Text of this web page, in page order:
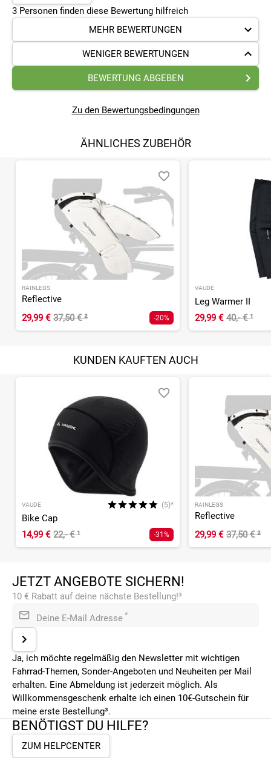
3 Personen finden diese Bewertung hilfreich
MEHR BEWERTUNGEN
WENIGER BEWERTUNGEN
BEWERTUNG ABGEBEN
Zu den Bewertungsbedingungen
ÄHNLICHES ZUBEHÖR
RAINLEGS
Reflective
29,99 € 37,50 €² -20%
VAUDE
Leg Warmer II
29,99 € 40,- €¹
KUNDEN KAUFTEN AUCH
VAUDE (5)*
Bike Cap
14,99 € 22,- €¹ -31%
RAINLEGS
Reflective
29,99 € 37,50 €²
JETZT ANGEBOTE SICHERN!
10 € Rabatt auf deine nächste Bestellung!³
Deine E-Mail Adresse *
Ja, ich möchte regelmäßig den Newsletter mit wichtigen
Fahrrad-Themen, Sonder-Angeboten und Neuheiten per Mail
erhalten. Eine Abmeldung ist jederzeit möglich. Als
Willkommensgeschenk erhalte ich einen 10€-Gutschein für
meine erste Bestellung³.
BENÖTIGST DU HILFE?
ZUM HELPCENTER